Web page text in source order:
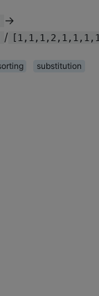
→
/
substitution